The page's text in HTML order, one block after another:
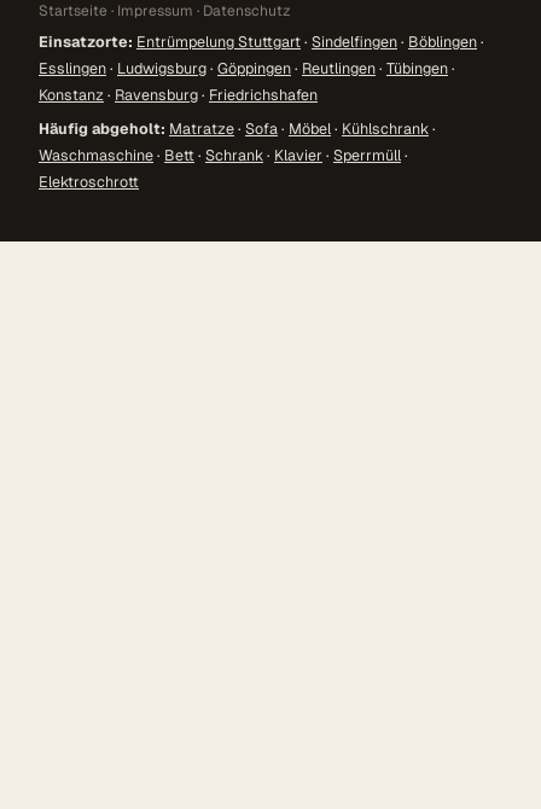
Startseite · Impressum · Datenschutz
Einsatzorte: Entrümpelung Stuttgart· Sindelfingen· Böblingen·
Esslingen· Ludwigsburg· Göppingen· Reutlingen· Tübingen·
Konstanz· Ravensburg· Friedrichshafen
Häufig abgeholt: Matratze· Sofa· Möbel· Kühlschrank·
Waschmaschine· Bett· Schrank· Klavier · Sperrmüll·
Elektroschrott